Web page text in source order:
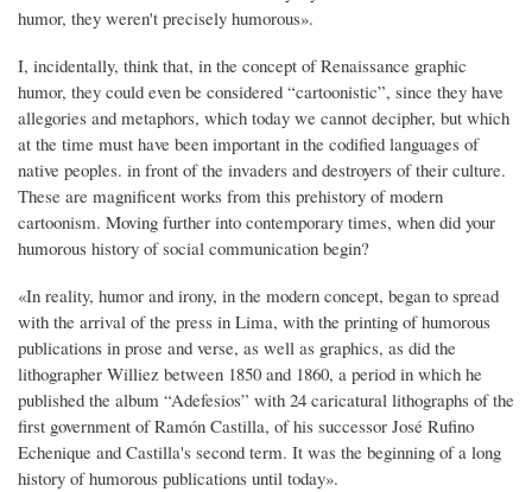
humor, they weren't precisely humorous».
I, incidentally, think that, in the concept of Renaissance graphic
humor, they could even be considered “cartoonistic”, since they have
allegories and metaphors, which today we cannot decipher, but which
at the time must have been important in the codified languages ​​of
native peoples. in front of the invaders and destroyers of their culture.
These are magnificent works from this prehistory of modern
cartoonism. Moving further into contemporary times, when did your
humorous history of social communication begin?
«In reality, humor and irony, in the modern concept, began to spread
with the arrival of the press in Lima, with the printing of humorous
publications in prose and verse, as well as graphics, as did the
lithographer Williez between 1850 and 1860, a period in which he
published the album “Adefesios” with 24 caricatural lithographs of the
first government of Ramón Castilla, of his successor José Rufino
Echenique and Castilla's second term. It was the beginning of a long
history of humorous publications until today».